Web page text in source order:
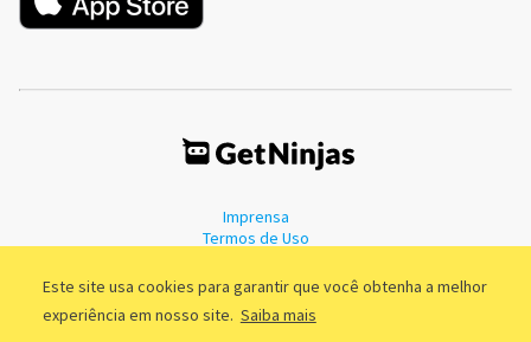
Este site usa cookies para garantir que você obtenha a melhor
experiência em nosso site. Saiba mais
Imprensa
Termos de Uso